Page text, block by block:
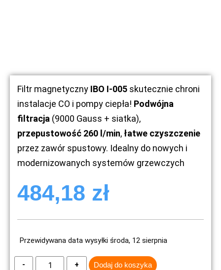
Filtr magnetyczny IBO I-005 skutecznie chroni
instalacje CO i pompy ciepła! Podwójna
filtracja (9000 Gauss + siatka),
przepustowość 260 l/min,łatwe czyszczenie
przez zawór spustowy. Idealny do nowych i
modernizowanych systemów grzewczych
484,18 zł
Przewidywana data wysyłki środa, 12 sierpnia
Dodaj do koszyka